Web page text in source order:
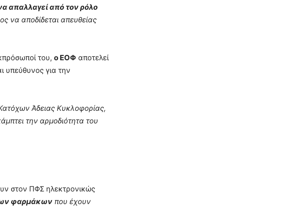
απαλλαγεί από τον ρόλο
να αποδίδεται απευθείας
του, ο ΕΟΦ αποτελεί
υπεύθυνος για την
Άδειας Κυκλοφορίας,
την αρμοδιότητα του
στον ΠΦΣ ηλεκτρονικώς
φαρμάκων που έχουν